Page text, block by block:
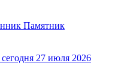
Памятник
27 июля 2026